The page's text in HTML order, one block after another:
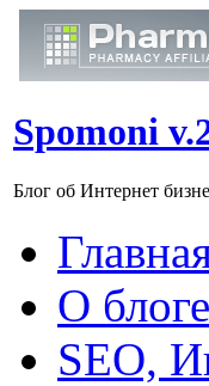
Spomoni
Блог об Интернет
О блоге
SEO,